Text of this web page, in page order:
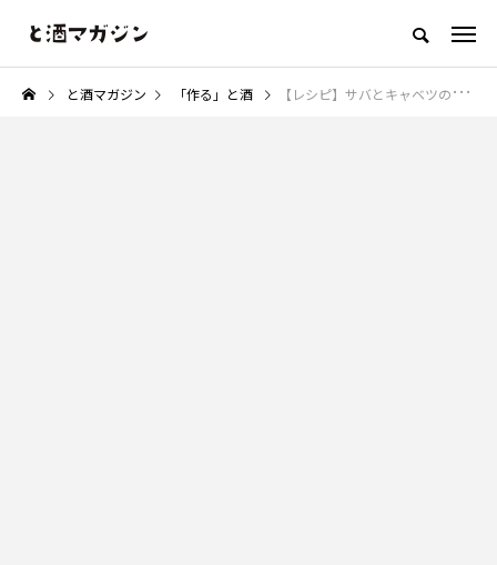
「お酒を美味しく楽しむウェブメディア」
「食べる」と酒 「作る」と酒 「コラム」と酒 「何か」と酒
と酒マガジン 「作る」と酒 【レシピ】サバとキャベツのアーリオオーリオ